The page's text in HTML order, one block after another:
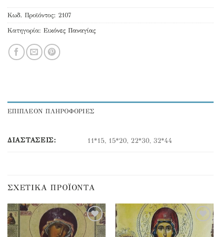
Κωδ. Προϊόντος: 2107
Κατηγορία: Εικόνες Παναγίας
ΕΠΙΠΛΕΟΝ ΠΛΗΡΟΦΟΡΙΕΣ
ΔΙΑΣΤΆΣΕΙΣ: 11*15, 15*20, 22*30, 32*44
ΣΧΕΤΙΚΆ ΠΡΟΪΌΝΤΑ
Προσθήκη
στα
Προσθήκη
στα